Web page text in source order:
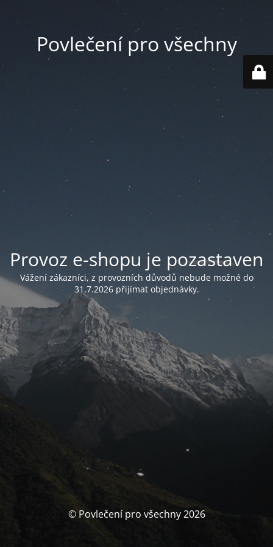
Povlečení pro všechny
Provoz e-shopu je pozastaven
Vážení zákazníci, z provozních důvodů nebude možné do
31.7.2026 přijímat objednávky.
© Povlečení pro všechny 2026